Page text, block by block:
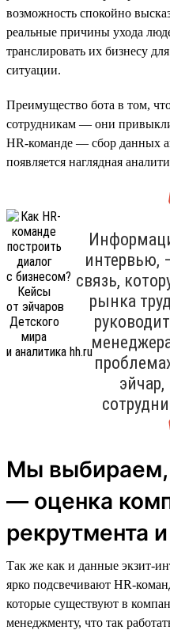
возможность спокойно
реальные причины ухода
транслировать их бизнесу
ситуации.
Преимущество бота в том,
сотрудникам — они
HR-команде — сбор данных
появляется наглядная
интервью,
связь,
рынка
Мы выбираем,
— оценка
рекрутмента
Так же как и данные экзит-
ярко подсвечивают HR-
которые существуют в
менеджменту, что так